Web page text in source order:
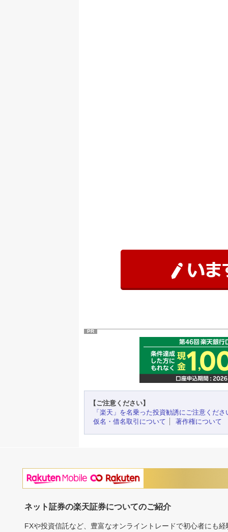
PR
【ご注意ください】
「楽天」を名乗った投資勧誘にご注意くださ
仮名・借名取引について
著作権について
ネット証券の楽天証券についてのご紹介
FXや投資信託など、豊富なオンライントレードで初心者にも